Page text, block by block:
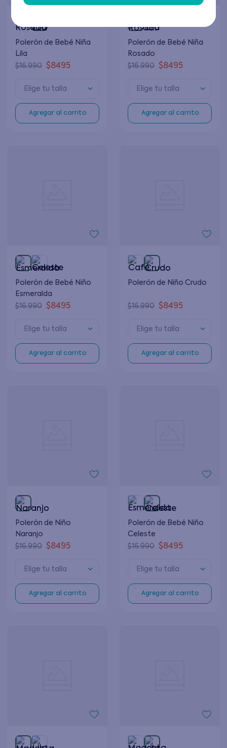
Polerón de Bebé Niña
Lila
$16.990 $8495
Elige tu talla
Agregar al carrito
Polerón de Bebé Niña
Rosado
$16.990 $8495
Elige tu talla
Agregar al carrito
Polerón de Bebé Niño
Esmeralda
$16.990 $8495
Elige tu talla
Agregar al carrito
Polerón de Niño Crudo
$16.990 $8495
Elige tu talla
Agregar al carrito
Polerón de Niño
Naranjo
$16.990 $8495
Elige tu talla
Agregar al carrito
Polerón de Bebé Niño
Celeste
$16.990 $8495
Elige tu talla
Agregar al carrito